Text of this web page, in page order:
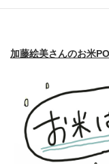
加藤絵美さんのお米